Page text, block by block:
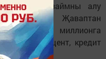
микрозаймны алу
бирделәр. Җаваптан
суммасы - 1 миллионга
10 процент, кредит